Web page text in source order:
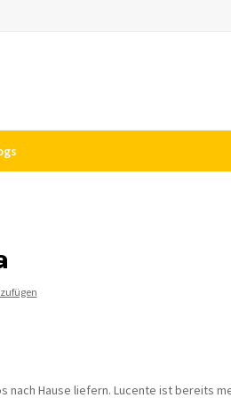
nach Hause liefern. Lucente ist bereits